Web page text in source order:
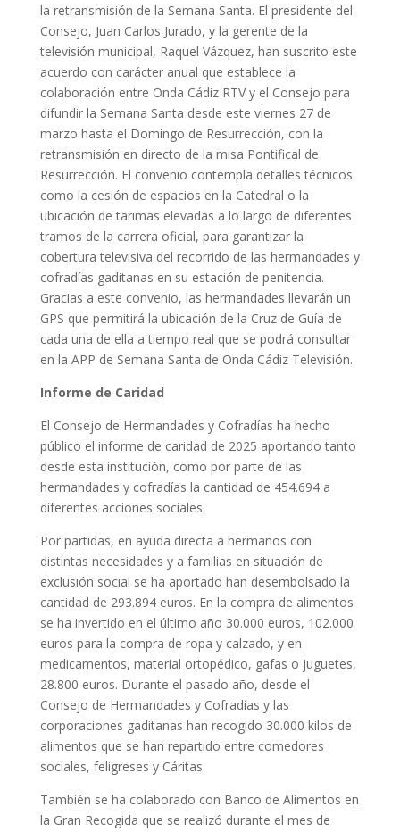
la retransmisión de la Semana Santa. El presidente del
Consejo, Juan Carlos Jurado, y la gerente de la
televisión municipal, Raquel Vázquez, han suscrito este
acuerdo con carácter anual que establece la
colaboración entre Onda Cádiz RTV y el Consejo para
difundir la Semana Santa desde este viernes 27 de
marzo hasta el Domingo de Resurrección, con la
retransmisión en directo de la misa Pontifical de
Resurrección. El convenio contempla detalles técnicos
como la cesión de espacios en la Catedral o la
ubicación de tarimas elevadas a lo largo de diferentes
tramos de la carrera oficial, para garantizar la
cobertura televisiva del recorrido de las hermandades y
cofradías gaditanas en su estación de penitencia.
Gracias a este convenio, las hermandades llevarán un
GPS que permitirá la ubicación de la Cruz de Guía de
cada una de ella a tiempo real que se podrá consultar
en la APP de Semana Santa de Onda Cádiz Televisión.
Informe de Caridad
El Consejo de Hermandades y Cofradías ha hecho
público el informe de caridad de 2025 aportando tanto
desde esta institución, como por parte de las
hermandades y cofradías la cantidad de 454.694 a
diferentes acciones sociales.
Por partidas, en ayuda directa a hermanos con
distintas necesidades y a familias en situación de
exclusión social se ha aportado han desembolsado la
cantidad de 293.894 euros. En la compra de alimentos
se ha invertido en el último año 30.000 euros, 102.000
euros para la compra de ropa y calzado, y en
medicamentos, material ortopédico, gafas o juguetes,
28.800 euros. Durante el pasado año, desde el
Consejo de Hermandades y Cofradías y las
corporaciones gaditanas han recogido 30.000 kilos de
alimentos que se han repartido entre comedores
sociales, feligreses y Cáritas.
También se ha colaborado con Banco de Alimentos en
la Gran Recogida que se realizó durante el mes de